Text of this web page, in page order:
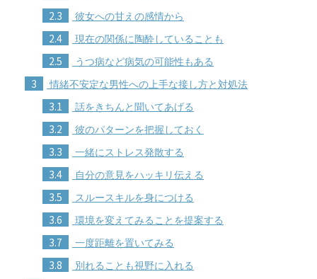
2.3 彼女への甘えの感情から
2.4 現在の関係に陶酔していることも
2.5 うつ病など病気の可能性もある
3 情緒不安定な男性への上手な接し方と対処法
3.1 話をきちんと聞いてあげる
3.2 彼のパターンを把握しておく
3.3 一緒にストレス発散する
3.4 自分の意見をハッキリ伝える
3.5 スルースキルを身につける
3.6 環境を変えてみることを提案する
3.7 一度距離を置いてみる
3.8 別れることも視野に入れる